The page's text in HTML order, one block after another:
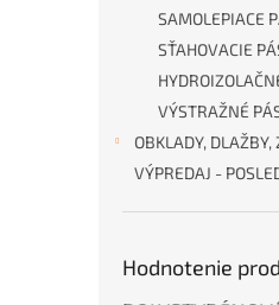
SAMOLEPIACE
SŤAHOVACIE
VÝSTRAŽNÉ
OBKLADY, DLAŽBY,
VÝPREDAJ -
Hodnotenie